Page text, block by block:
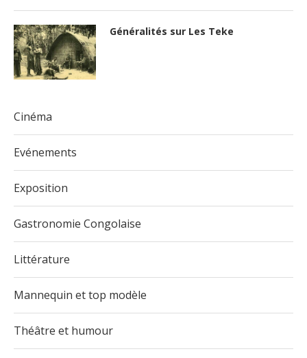
Généralités sur Les Teke
Cinéma
Evénements
Exposition
Gastronomie Congolaise
Littérature
Mannequin et top modèle
Théâtre et humour